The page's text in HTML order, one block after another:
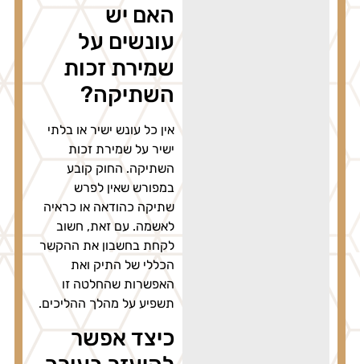
האם יש
עונשים על
שמירת זכות
השתיקה?
אין כל עונש ישיר או בלתי
ישיר על שמירת זכות
השתיקה. החוק קובע
במפורש שאין לפרש
שתיקה כהודאה או כראיה
לאשמה. עם זאת, חשוב
לקחת בחשבון את ההקשר
הכללי של התיק ואת
האפשרות שהחלטה זו
תשפיע על מהלך ההליכים.
כיצד אפשר